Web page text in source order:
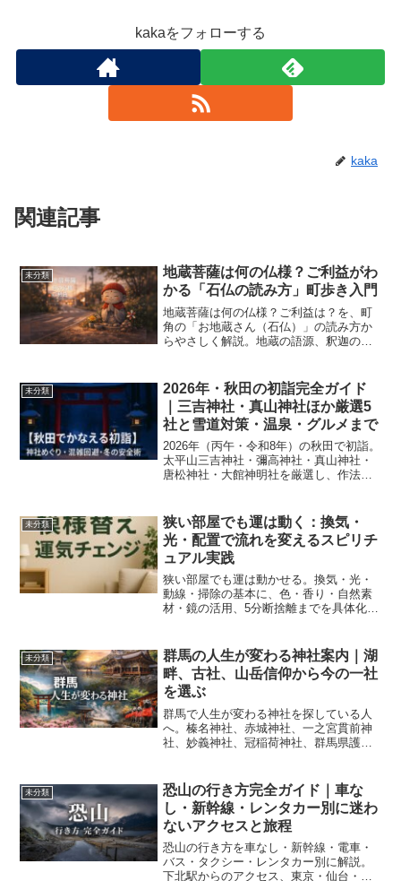
kakaをフォローする
kaka
関連記事
未分類
地蔵菩薩は何の仏様？ご利益がわ
かる「石仏の読み方」町歩き入門
地蔵菩薩は何の仏様？ご利益は？を、町
角の「お地蔵さん（石仏）」の読み方か
らやさしく解説。地蔵の語源、釈迦の滅
ポイント、六地蔵、台座刻銘、地蔵盆の
開催日や実態まで、公的解説を軸に整理
しました。
未分類
2026年・秋田の初詣完全ガイド
｜三吉神社・真山神社ほか厳選5
社と雪道対策・温泉・グルメまで
2026年（丙午・令和8年）の秋田で初詣。
太平山三吉神社・彌高神社・真山神社・
唐松神社・大館神明社を厳選し、作法、1
までを網羅。雪国ならではの安全対策
で、真冬でも快適な参拝を。
未分類
狭い部屋でも運は動く：換気・
光・配置で流れを変えるスピリチ
ュアル実践
狭い部屋でも運は動かせる。換気・光・
動線・掃除の基本に、色・香り・自然素
材・鏡の活用、5分断捨離までを具体化。
ガイド。
未分類
群馬の人生が変わる神社案内｜湖
畔、古社、山岳信仰から今の一社
を選ぶ
群馬で人生が変わる神社を探している人
へ。榛名神社、赤城神社、一之宮貫前神
社、妙義神社、冠稲荷神社、群馬県護国
の視点から整理。群馬で今の自分に合う
一社を見つけやすくまとめた。
未分類
恐山の行き方完全ガイド｜車な
し・新幹線・レンタカー別に迷わ
ないアクセスと旅程
恐山の行き方を車なし・新幹線・電車・
バス・タクシー・レンタカー別に解説。
下北駅からのアクセス、東京・仙台・青